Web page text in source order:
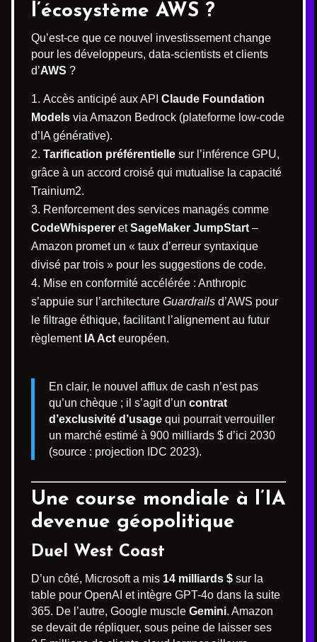
l’écosystème AWS ?
Qu’est-ce que ce nouvel investissement change
pour les développeurs, data-scientists et clients
d’AWS ?
Accès anticipé aux API Claude Foundation
Models via Amazon Bedrock (plateforme low-code
d’IA générative).
Tarification préférentielle sur l’inférence GPU,
grâce à un accord croisé qui mutualise la capacité
Trainium2.
Renforcement des services managés comme
CodeWhisperer etSageMaker JumpStart –
Amazon promet un « taux d’erreur syntaxique
divisé par trois » pour les suggestions de code.
Mise en conformité accélérée : Anthropic
s’appuie sur l’architecture Guardrails d’AWS pour
le filtrage éthique, facilitant l’alignement au futur
règlement IA Act européen.
En clair, le nouvel afflux de cash n’est pas
qu’un chèque ; il s’agit d’un contrat
d’exclusivité d’usage qui pourrait verrouiller
un marché estimé à 900 milliards $ d’ici 2030
(source : projection IDC 2023).
Une course mondiale à l’IA
devenue géopolitique
Duel West Coast
D’un côté, Microsoft a mis 14 milliards $ sur la
table pour OpenAI et intègre GPT-4o dans la suite
365. De l’autre, Google muscle Gemini. Amazon
se devait de répliquer, sous peine de laisser ses